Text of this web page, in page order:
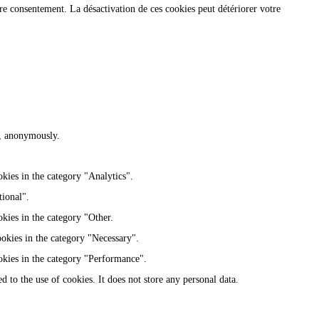
consentement. La désactivation de ces cookies peut détériorer votre
in the category "Analytics".
in the category "Other.
in the category "Necessary".
in the category "Performance".
to the use of cookies. It does not store any personal data.